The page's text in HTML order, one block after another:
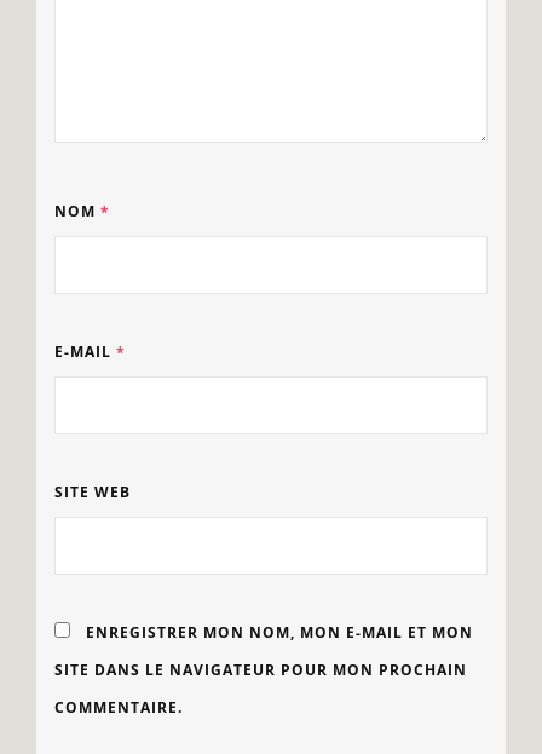
NOM *
E-MAIL *
SITE WEB
ENREGISTRER MON NOM, MON E-MAIL ET MON
SITE DANS LE NAVIGATEUR POUR MON PROCHAIN
COMMENTAIRE.